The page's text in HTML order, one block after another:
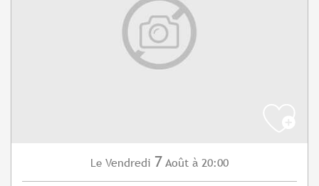
Le Vendredi 7 Août à 20:00